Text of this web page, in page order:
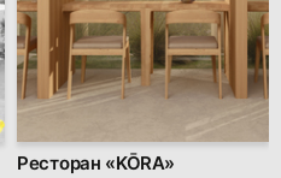
Ресторан «KŌRA»